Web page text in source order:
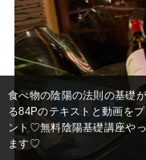
食べ物の陰陽の法則の基礎
る84Pのテキストと動画を
ント♡無料陰陽基礎講座や
ます♡